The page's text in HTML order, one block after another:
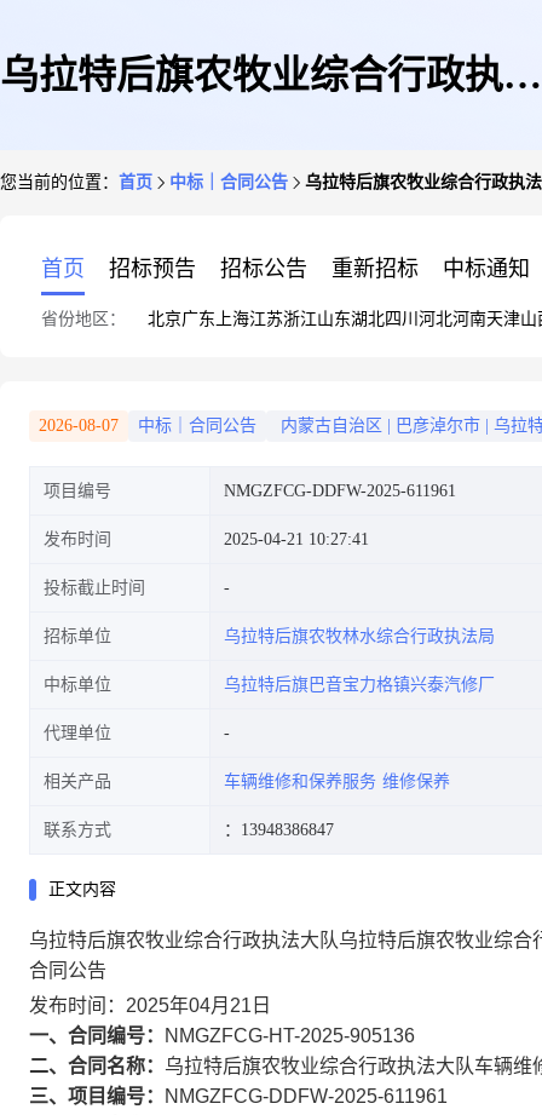
乌拉特后旗农牧业综合行政执法
点服务采购合同政府采购合同公
告
您当前的位置： 首页 中标｜合同公告 乌拉特后旗农牧业综合行政执
首页 招标预告 招标公告 重新招标 中标通知
省份地区： 北京广东 上海江苏浙江山东湖北四川 河北河南天津山
2026-08-07 中标｜合同公告 内蒙古自治区 巴彦淖尔市 乌拉
项目编号 NMGZFCG-DDFW-2025-611961
发布时间 2025-04-21 10:27:41
投标截止时间
招标单位 乌拉特后旗农牧林水综合行政执法局
中标单位 乌拉特后旗巴音宝力格镇兴泰汽修厂
代理单位
相关产品 车辆维修和保养服务 维修保养
联系方式 ：13948386847
正文内容
乌拉特后旗农牧业综合行政执法大队乌拉特后旗农牧业综
合同公告
发布时间：2025年04月21日
一、合同编号：
NMGZFCG-HT-2025-905136
二、合同名称： 乌拉特后旗农牧业综合行政执法大队车辆
三、项目编号：
NMGZFCG-DDFW-2025-611961